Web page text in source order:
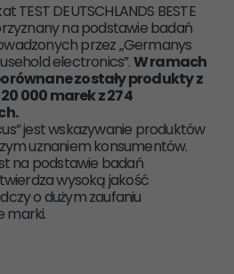
TEST DEUTSCHLANDS BESTE
na podstawie badań
przez „Germanys
electronics”.W ramach
zostały produkty z
000 marek z 274
jest wskazywanie produktów
uznaniem konsumentów.
na podstawie badań
wysoką jakość
o dużym zaufaniu
marki.